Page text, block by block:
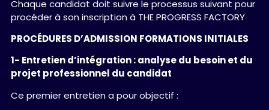
Chaque candidat doit suivre le processus suivant pour
procéder à son inscription à THE PROGRESS FACTORY
PROCÉDURES D’ADMISSION FORMATIONS INITIALES
1- Entretien d’intégration : analyse du besoin et du
projet professionnel du candidat
Ce premier entretien a pour objectif :